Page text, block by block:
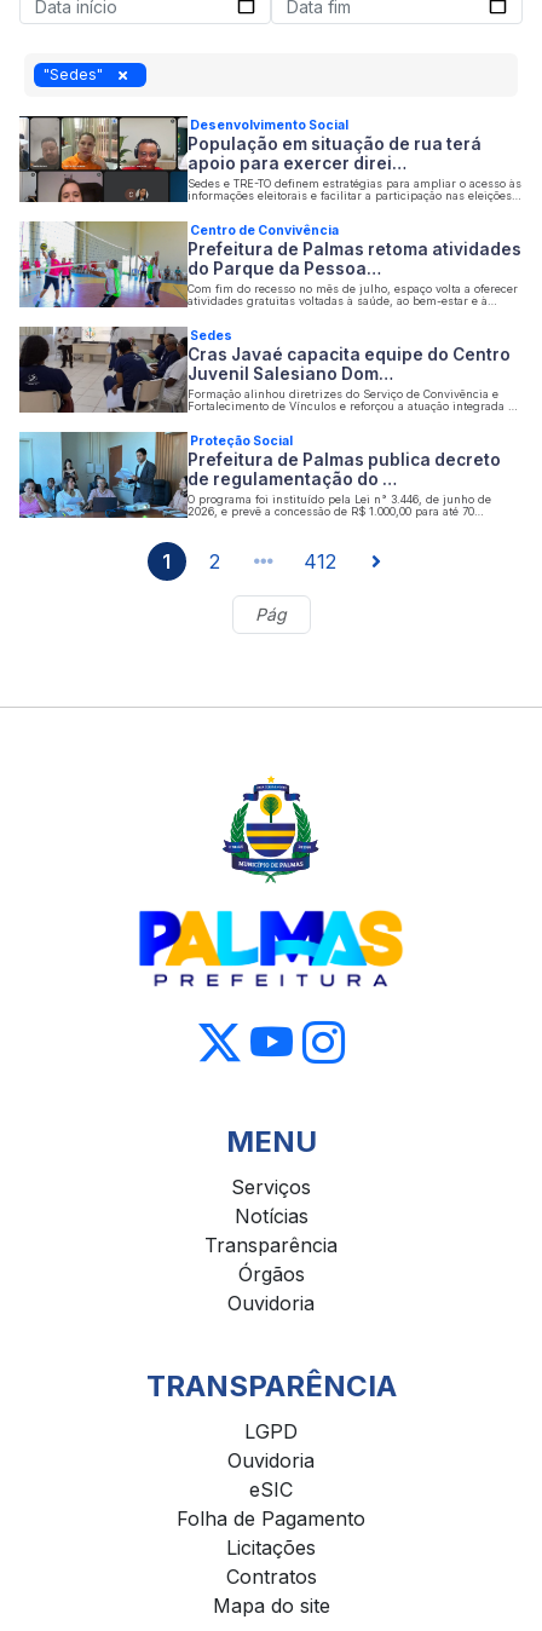
"Sedes"
Desenvolvimento Social
População em situação de rua terá
apoio para exercer direi…
Sedes e TRE-TO definem estratégias para ampliar o acesso às
informações eleitorais e facilitar a participação nas eleições
Centro de Convivência
Prefeitura de Palmas retoma atividades
do Parque da Pessoa…
Com fim do recesso no mês de julho, espaço volta a oferecer
atividades gratuitas voltadas à saúde, ao bem-estar e à
Sedes
Cras Javaé capacita equipe do Centro
Juvenil Salesiano Dom…
Formação alinhou diretrizes do Serviço de Convivência e
Fortalecimento de Vínculos e reforçou a atuação integrada da
Proteção Social
Prefeitura de Palmas publica decreto
de regulamentação do …
O programa foi instituído pela Lei n° 3.446, de junho de
2026, e prevê a concessão de R$ 1.000,00 para até 70
1 2 412
MENU
Serviços
Notícias
Transparência
Órgãos
Ouvidoria
TRANSPARÊNCIA
LGPD
Ouvidoria
eSIC
Folha de Pagamento
Licitações
Contratos
Mapa do site